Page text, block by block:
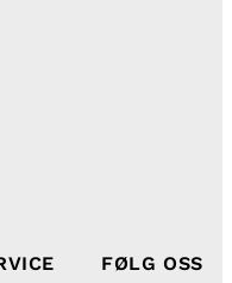
FØLG OSS